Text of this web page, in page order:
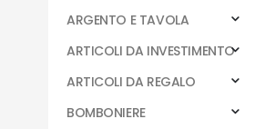
ARGENTO E TAVOLA
ARTICOLI DA INVESTIMENTO
ARTICOLI DA REGALO
BOMBONIERE